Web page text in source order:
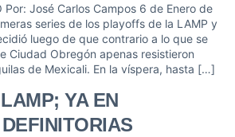
Por: José Carlos Campos 6 de Enero de
series de los playoffs de la LAMP y
luego de que contrario a lo que se
Ciudad Obregón apenas resistieron
de Mexicali. En la víspera, hasta […]
YA EN